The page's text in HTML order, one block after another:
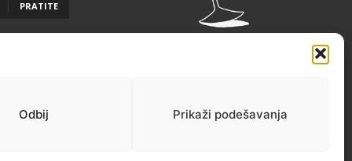
Odbij Prikaži podešavanja
PRATITE